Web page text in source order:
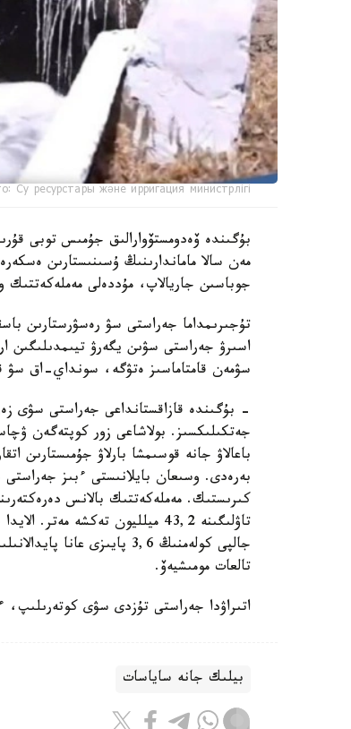
Су ресурстары және ирригация министрлігі
بۇگىندە ۆەدومستۆوارالىق جۇمىس توبى
مەن سالا ماماندارىنىڭ ۇسىنىستارىن
جوباسىن جاريالاپ، مۇددەلى مەملەكەتتىك
تۇجىرىمداما جەراستى سۋ رەسۋرستارىن
اسىرۋ جەراستى سۋىن يگەرۋ تيىمدىلىگىن
سۋمەن قامتاماسىز ەتۋگە، سونداي-اق سۋ
- بۇگىندە قازاقستانداعى جەراستى سۋى
جەتكىلىكسىز. بولاشاعى زور كوپتەگەن
باعالاۋ جانە قوسىمشا بارلاۋ جۇمىستارىن
بەرەدى. وسىعان بايلانىستى ءبىز جەراستى
كىرىستىك. مەملەكەتتىك بالانس
جالپى كولەمنىڭ 3,6
تالعات مومىشيەۆ.
اتىراۋدا جەراستى تۇزدى سۋى
بيلىك جانە ساياسات